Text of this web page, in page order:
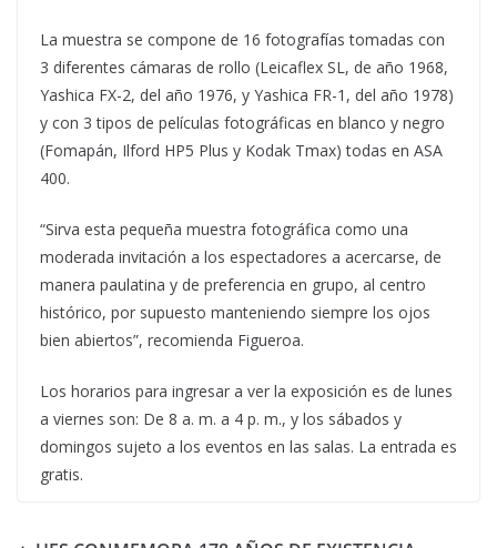
La muestra se compone de 16 fotografías tomadas con
3 diferentes cámaras de rollo (Leicaflex SL, de año 1968,
Yashica FX-2, del año 1976, y Yashica FR-1, del año 1978)
y con 3 tipos de películas fotográficas en blanco y negro
(Fomapán, Ilford HP5 Plus y Kodak Tmax) todas en ASA
400.
“Sirva esta pequeña muestra fotográfica como una
moderada invitación a los espectadores a acercarse, de
manera paulatina y de preferencia en grupo, al centro
histórico, por supuesto manteniendo siempre los ojos
bien abiertos”, recomienda Figueroa.
Los horarios para ingresar a ver la exposición es de lunes
a viernes son: De 8 a. m. a 4 p. m., y los sábados y
domingos sujeto a los eventos en las salas. La entrada es
gratis.